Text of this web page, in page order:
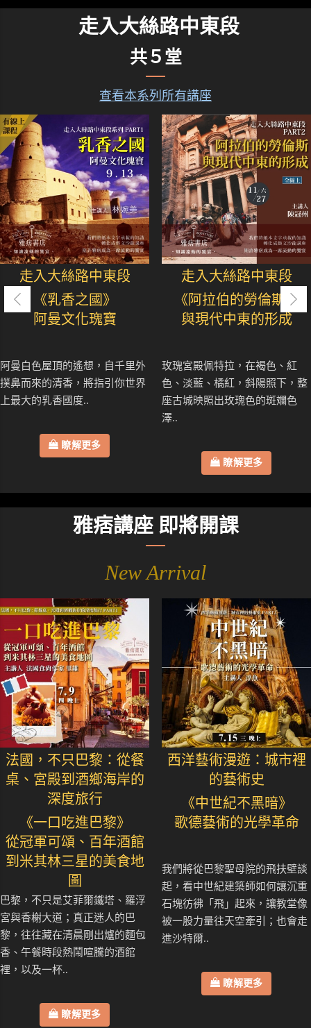
走入大絲路中東段
共５堂
查看本系列所有講座
走入大絲路中東段
《乳香之國》
阿曼文化瑰寶
阿曼白色屋頂的遙想，自千里外
撲鼻而來的清香，將指引你世界
上最大的乳香國度..
瞭解更多
走入大絲路中東段
《阿拉伯的勞倫斯》
與現代中東的形成
玫瑰宮殿佩特拉，在褐色、紅
色、淡藍、橘紅，斜陽照下，整
座古城映照出玫瑰色的斑斕色
澤..
瞭解更多
雅痞講座 即將開課
New Arrival
法國，不只巴黎：從餐
桌、宮殿到酒鄉海岸的
深度旅行
《一口吃進巴黎》
從冠軍可頌、百年酒館
到米其林三星的美食地
圖
巴黎，不只是艾菲爾鐵塔、羅浮
宮與香榭大道；真正迷人的巴
黎，往往藏在清晨剛出爐的麵包
香、午餐時段熱鬧喧騰的酒館
裡，以及一杯..
瞭解更多
西洋藝術漫遊：城市裡
的藝術史
《中世紀不黑暗》
歌德藝術的光學革命
我們將從巴黎聖母院的飛扶壁談
起，看中世紀建築師如何讓沉重
石塊彷彿「飛」起來，讓教堂像
被一股力量往天空牽引；也會走
進沙特爾..
瞭解更多